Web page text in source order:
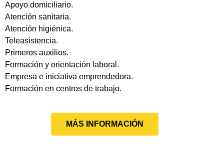
Apoyo domiciliario.
Atención sanitaria.
Atención higiénica.
Teleasistencia.
Primeros auxilios.
Formación y orientación laboral.
Empresa e iniciativa emprendedora.
Formación en centros de trabajo.
MÁS INFORMACIÓN